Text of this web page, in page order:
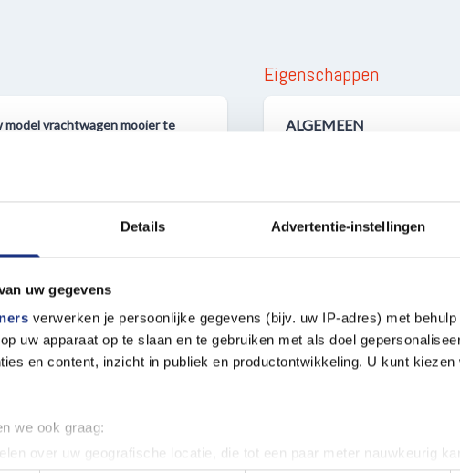
Details Advertentie-instellingen
uw gegevens
verwerken je persoonlijke gegevens (bijv. uw IP-adres) met
uw apparaat op te slaan en te gebruiken met als doel
en content, inzicht in publiek en productontwikkeling. U kunt
we ook graag:
over uw geografische locatie, die tot een paar meter nauwkeurig
model vrachtwagen mooier te
te worden van print
nodig. Vervolgens kunnen
Eigenschappen
ALGEMEEN